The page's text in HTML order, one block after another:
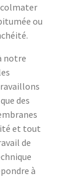
ou
notre
des
et tout
de
à